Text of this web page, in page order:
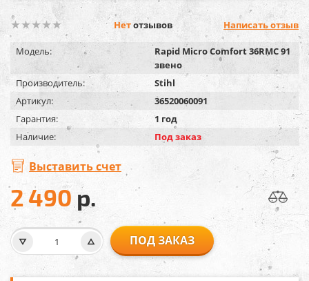
Нетотзывов Написать отзыв
Модель:
Rapid Micro Comfort 36RMC 91
звено
Производитель:
Stihl
Артикул:
36520060091
Гарантия:
1 год
Наличие:
Под заказ
Выставить счет
2 490 р.
ПОД ЗАКАЗ